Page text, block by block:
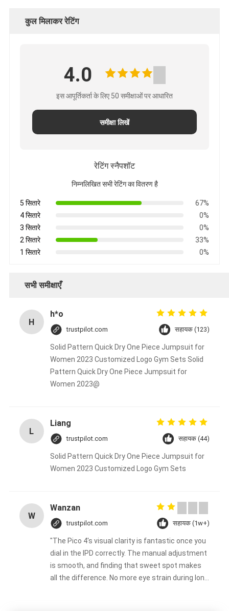
कुल मिलाकर रेटिंग
4.0
इस आपूर्तिकर्ता के लिए 50 समीक्षाओं पर आधारित
समीक्षा लिखें
रेटिंग स्नैपशॉट
निम्नलिखित सभी रेटिंग का वितरण है
5 सितारे
67%
4 सितारे
0%
3 सितारे
0%
2 सितारे
33%
1 सितारे
0%
सभी समीक्षाएँ
H
h*o
trustpilot.com सहायक (123)
Solid Pattern Quick Dry One Piece Jumpsuit for
Women 2023 Customized Logo Gym Sets Solid
Pattern Quick Dry One Piece Jumpsuit for
Women 2023@
L
Liang
trustpilot.com सहायक (44)
Solid Pattern Quick Dry One Piece Jumpsuit for
Women 2023 Customized Logo Gym Sets
W
Wanzan
trustpilot.com सहायक (1w+)
"The Pico 4's visual clarity is fantastic once you
dial in the IPD correctly. The manual adjustment
is smooth, and finding that sweet spot makes
all the difference. No more eye strain during long